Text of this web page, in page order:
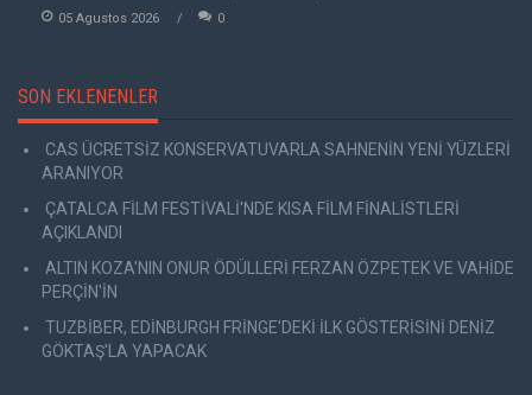
05 Agustos 2026 0
SON EKLENENLER
CAS ÜCRETSİZ KONSERVATUVARLA SAHNENİN YENİ YÜZLERİ
ARANIYOR
ÇATALCA FİLM FESTİVALİ'NDE KISA FİLM FİNALİSTLERİ
AÇIKLANDI
ALTIN KOZA'NIN ONUR ÖDÜLLERİ FERZAN ÖZPETEK VE VAHİDE
PERÇİN'İN
TUZBİBER, EDİNBURGH FRİNGE'DEKİ İLK GÖSTERİSİNİ DENİZ
GÖKTAŞ'LA YAPACAK